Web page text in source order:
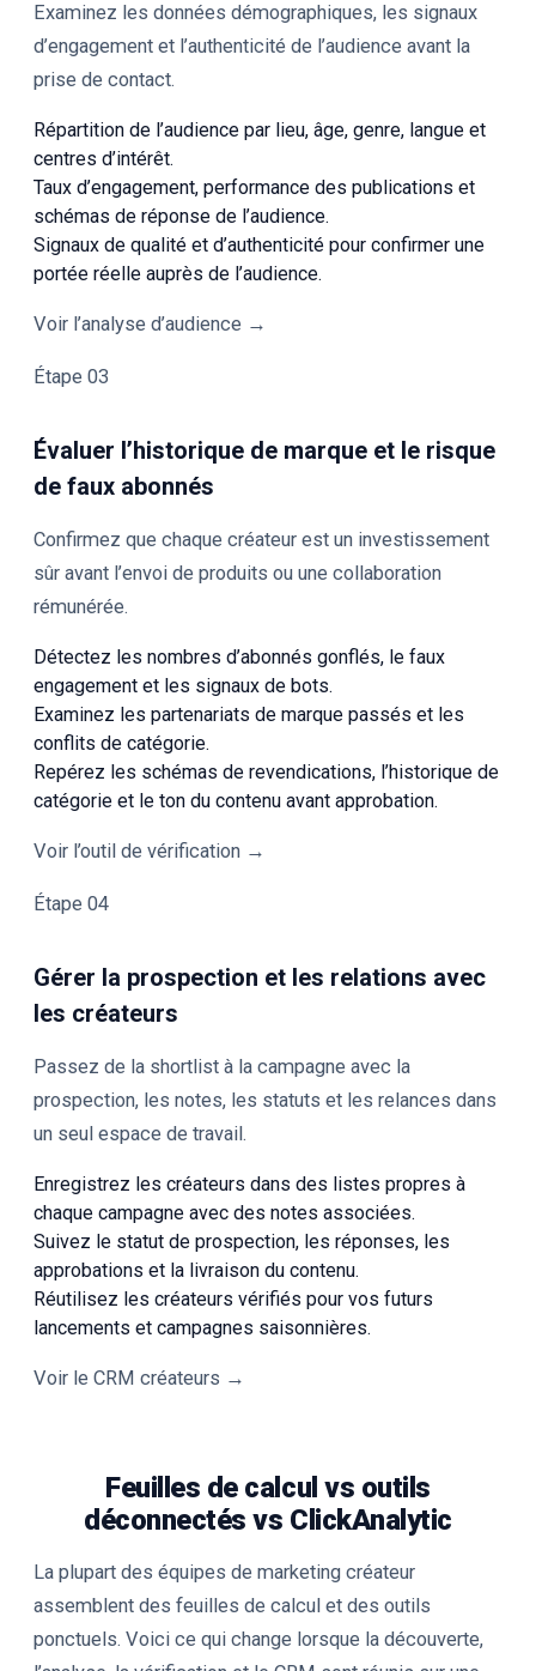
Examinez les données démographiques, les signaux
d’engagement et l’authenticité de l’audience avant la
prise de contact.
Répartition de l’audience par lieu, âge, genre, langue et
centres d’intérêt.
Taux d’engagement, performance des publications et
schémas de réponse de l’audience.
Signaux de qualité et d’authenticité pour confirmer une
portée réelle auprès de l’audience.
Voir l’analyse d’audience →
Étape 03
Évaluer l’historique de marque et le risque
de faux abonnés
Confirmez que chaque créateur est un investissement
sûr avant l’envoi de produits ou une collaboration
rémunérée.
Détectez les nombres d’abonnés gonflés, le faux
engagement et les signaux de bots.
Examinez les partenariats de marque passés et les
conflits de catégorie.
Repérez les schémas de revendications, l’historique de
catégorie et le ton du contenu avant approbation.
Voir l’outil de vérification →
Étape 04
Gérer la prospection et les relations avec
les créateurs
Passez de la shortlist à la campagne avec la
prospection, les notes, les statuts et les relances dans
un seul espace de travail.
Enregistrez les créateurs dans des listes propres à
chaque campagne avec des notes associées.
Suivez le statut de prospection, les réponses, les
approbations et la livraison du contenu.
Réutilisez les créateurs vérifiés pour vos futurs
lancements et campagnes saisonnières.
Voir le CRM créateurs →
Feuilles de calcul vs outils
déconnectés vs ClickAnalytic
La plupart des équipes de marketing créateur
assemblent des feuilles de calcul et des outils
ponctuels. Voici ce qui change lorsque la découverte,